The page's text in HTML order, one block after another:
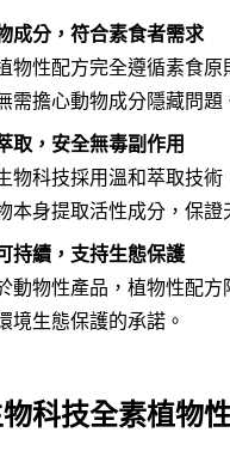
成分，符合素食者需求
物性配方完全遵循素食
需擔心動物成分隱藏問題
取，安全無毒副作用
物科技採用溫和萃取技術
本身提取活性成分，保證
持續，支持生態保護
動物性產品，植物性配
境生態保護的承諾。
科技全素植物